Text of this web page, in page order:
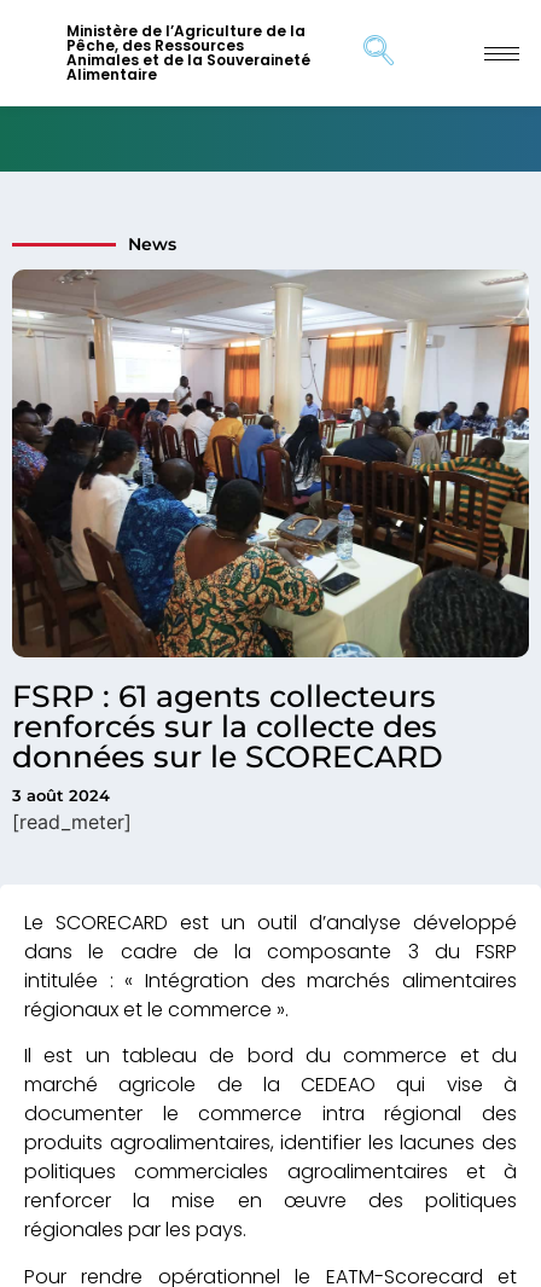
Ministère de l’Agriculture de la
Pêche, des Ressources
Animales et de la Souveraineté
Alimentaire
FSRP : 61 agents collecteurs
renforcés sur la collecte des
données sur le SCORECARD
3 août 2024
[read_meter]
News
Le SCORECARD est un outil d’analyse développé
dans le cadre de la composante 3 du FSRP
intitulée : « Intégration des marchés alimentaires
régionaux et le commerce ».
Il est un tableau de bord du commerce et du
marché agricole de la CEDEAO qui vise à
documenter le commerce intra régional des
produits agroalimentaires, identifier les lacunes des
politiques commerciales agroalimentaires et à
renforcer la mise en œuvre des politiques
régionales par les pays.
Pour rendre opérationnel le EATM-Scorecard et